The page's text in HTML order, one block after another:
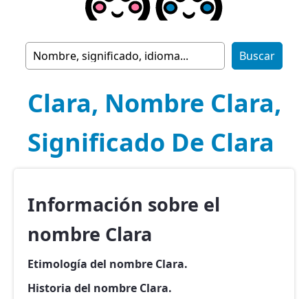
Clara, Nombre Clara,
Significado De Clara
Información sobre el
nombre Clara
Etimología del nombre Clara.
Historia del nombre Clara.